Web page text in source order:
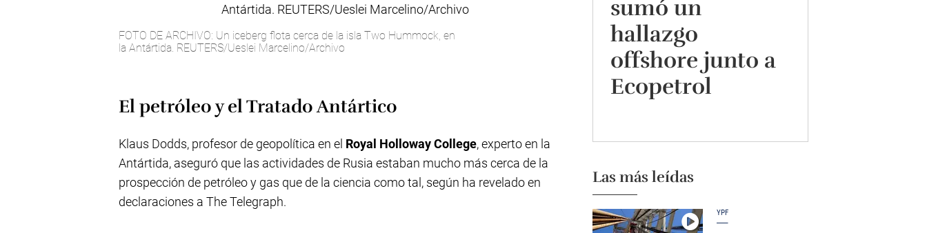
FOTO DE ARCHIVO: Un iceberg flota cerca de la isla Two Hummock, en
la Antártida. REUTERS/Ueslei Marcelino/Archivo
El petróleo y el Tratado Antártico
Klaus Dodds, profesor de geopolítica en el Royal Holloway College, experto en la
Antártida, aseguró que las actividades de Rusia estaban mucho más cerca de la
prospección de petróleo y gas que de la ciencia como tal, según ha revelado en
declaraciones a The Telegraph.
sumó un
hallazgo
offshore junto a
Ecopetrol
Las más leídas
YPF